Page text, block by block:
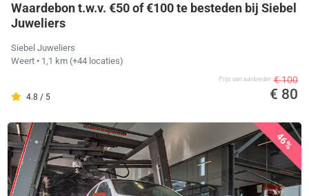
Waardebon t.w.v. €50 of €100 te besteden bij Siebel
Juweliers
Siebel Juweliers
Weert • 1,1 km (+44 locaties)
4.8 / 5
Prijs van aanbieder € 100
€ 80
46%